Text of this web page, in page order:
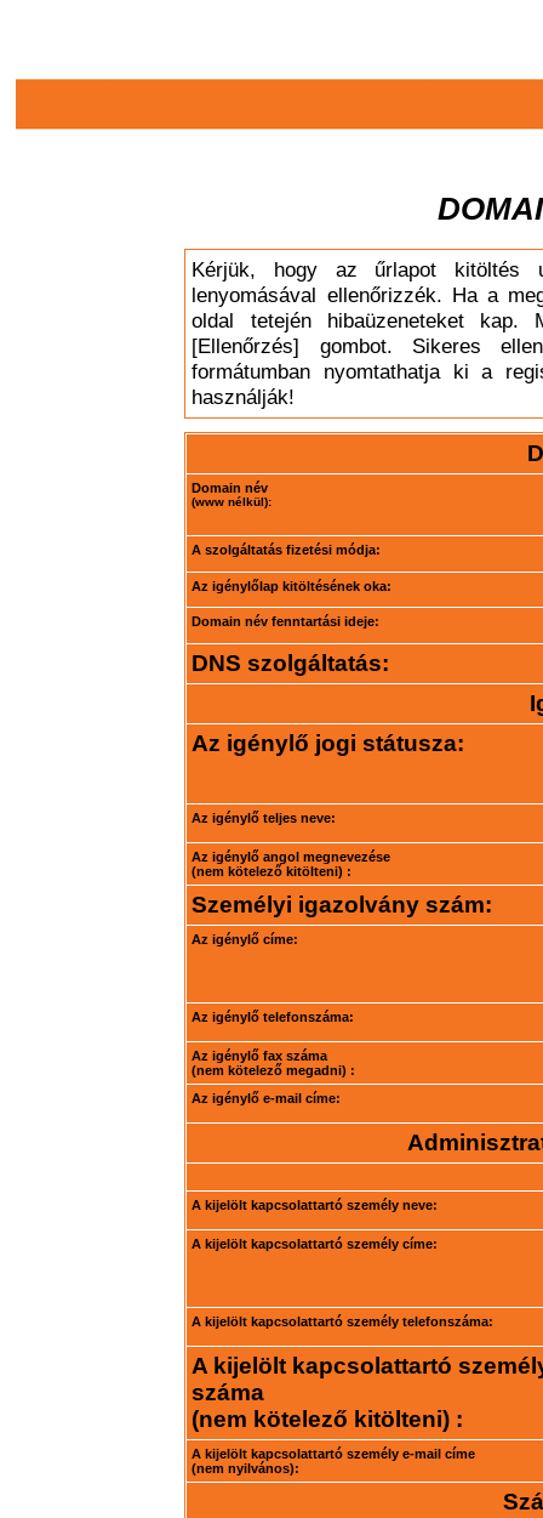
Kérjük, hogy az űrlapot kitöltés
lenyomásával ellenőrizzék. Ha a
oldal tetején hibaüzeneteket
[Ellenőrzés] gombot. Sikeres
formátumban nyomtathatja ki a
használják!
Domain név
(www nélkül):
A szolgáltatás fizetési módja:
Az igénylőlap kitöltésének oka:
Domain név fenntartási ideje:
DNS szolgáltatás:
Az igénylő jogi státusza:
Az igénylő teljes neve:
Az igénylő angol megnevezése
(nem kötelező kitölteni) :
Személyi igazolvány szám:
Az igénylő címe:
Az igénylő telefonszáma:
Az igénylő fax száma
(nem kötelező megadni) :
Az igénylő e-mail címe:
A kijelölt kapcsolattartó személy neve:
A kijelölt kapcsolattartó személy címe:
A kijelölt kapcsolattartó személy telefonszáma:
A kijelölt kapcsolattartó
száma
(nem kötelező kitölteni) :
A kijelölt kapcsolattartó személy e-mail címe
(nem nyilvános):